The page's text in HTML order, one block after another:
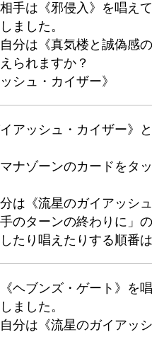
手は《邪侵入》を唱え
ました。
分は《真気楼と誠偽感
られますか？
シュ・カイザー》
アッシュ・カイザー》
ナゾーンのカードをタ
は《流星のガイアッシ
のターンの終わりに」
たり唱えたりする順番
ヘブンズ・ゲート》を
ました。
分は《流星のガイアッ